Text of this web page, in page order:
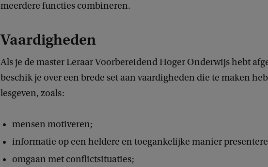
meerdere functies combineren.
Vaardigheden
Als je de master Leraar Voorbereidend Hoger Onderwijs hebt
beschik je over een brede set aan vaardigheden die te maken
lesgeven, zoals:
mensen motiveren;
informatie op een heldere en toegankelijke manier
omgaan met conflictsituaties;